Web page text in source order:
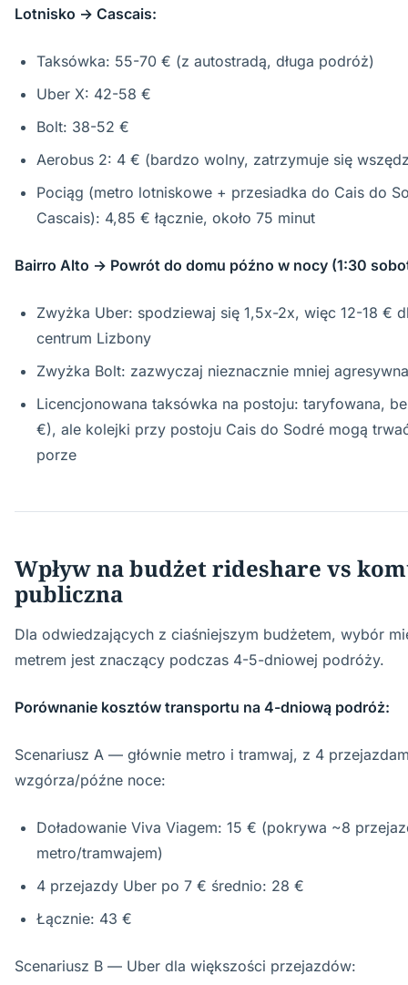
Lotnisko → Cascais:
Taksówka: 55-70 € (z autostradą, długa podróż)
Uber X: 42-58 €
Bolt: 38-52 €
Aerobus 2: 4 € (bardzo wolny, zatrzymuje się
Pociąg (metro lotniskowe + przesiadka do Cais do
Cascais): 4,85 € łącznie, około 75 minut
Bairro Alto → Powrót do domu późno w nocy (1:30
Zwyżka Uber: spodziewaj się 1,5x-2x, więc 12-18 €
centrum Lizbony
Zwyżka Bolt: zazwyczaj nieznacznie mniej
Licencjonowana taksówka na postoju: taryfowana,
€), ale kolejki przy postoju Cais do Sodré mogą
porze
Wpływ na budżet rideshare vs
publiczna
Dla odwiedzających z ciaśniejszym budżetem, wybór
metrem jest znaczący podczas 4-5-dniowej podróży.
Porównanie kosztów transportu na 4-dniową podróż:
Scenariusz A — głównie metro i tramwaj, z 4
wzgórza/późne noce:
Doładowanie Viva Viagem: 15 € (pokrywa ~8
metro/tramwajem)
4 przejazdy Uber po 7 € średnio: 28 €
Łącznie: 43 €
Scenariusz B — Uber dla większości przejazdów: